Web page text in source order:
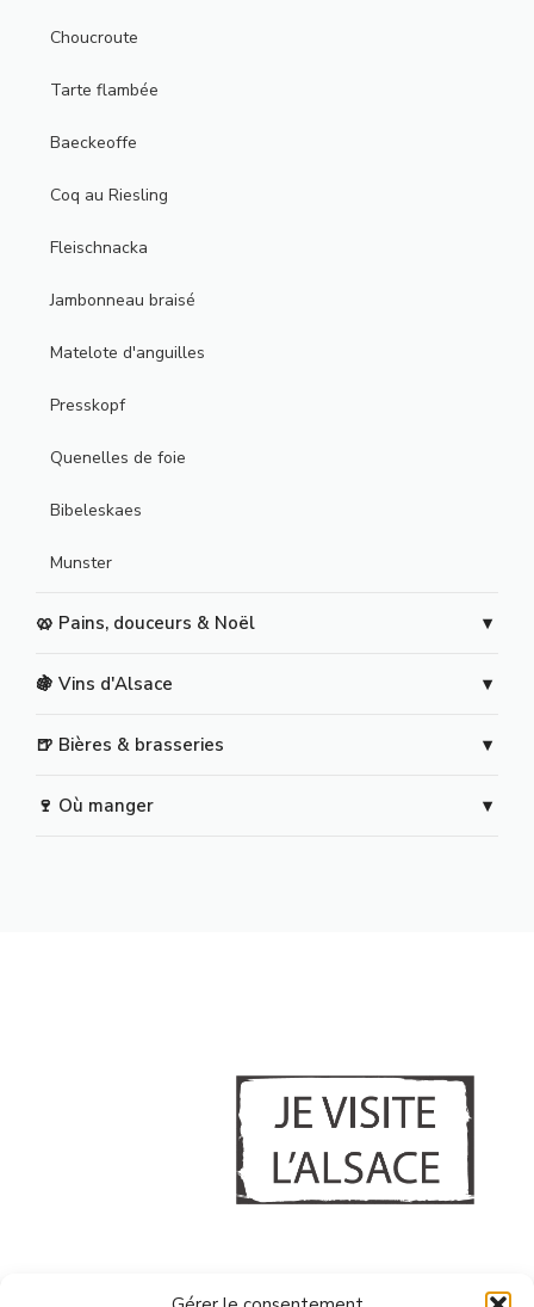
Choucroute
Tarte flambée
Baeckeoffe
Coq au Riesling
Fleischnacka
Jambonneau braisé
Matelote d'anguilles
Presskopf
Quenelles de foie
Bibeleskaes
Munster
🥨 Pains, douceurs & Noël
🍇 Vins d'Alsace
🍺 Bières & brasseries
🍷 Où manger